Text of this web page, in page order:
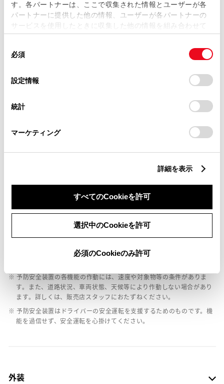
す。各パートナーは、ここで収集された情報とユーザーが各
パートナーに提供した他の情報、ユーザーが各パートナーの
サービスを使用したときに収集した他の情報を組み合わせて
使用することがあります。当ウェブサイトの使用を続行する
デバイスにすべてのCookie(クッキー)が保存されることに同
意したことになります。Cookie(クッキー)のオプトアウト、
設定の変更、同意を撤回したりするにあたっては、当社の
「Cookie（クッキー）情報の取り扱いについて
」をご覧くだ
必須
設定情報
統計
マーケティング
詳細を表示
すべてのCookieを許可
選択中のCookieを許可
必須のCookieのみ許可
ブラインドスポットモニター（後側方検知）
※ 記録媒体(SDカード等)は別途ご購入いただく場合がございます
※ グレードによって予防安全装置の設定が異なる場合があります。
※ グレードや予防安全装置の設定によって同じ車種でも安全運転サポー
※ 予防安全装置の各機能の作動には、速度や対象物等の条件がありま
す。また、道路状況、車両状態、天候等により作動しない場合があり
ます。詳しくは、販売店スタッフにおたずねください。
※ 予防安全装置はドライバーの安全運転を支援するためのものです。機
能を過信せず、安全運転を心掛けてください。
外装